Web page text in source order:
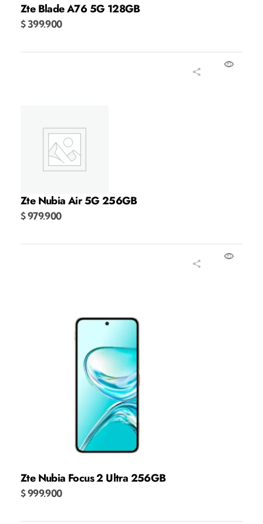
Zte Blade A76 5G 128GB
$399.900
Zte Nubia Air 5G 256GB
$979.900
Zte Nubia Focus 2 Ultra 256GB
$999.900